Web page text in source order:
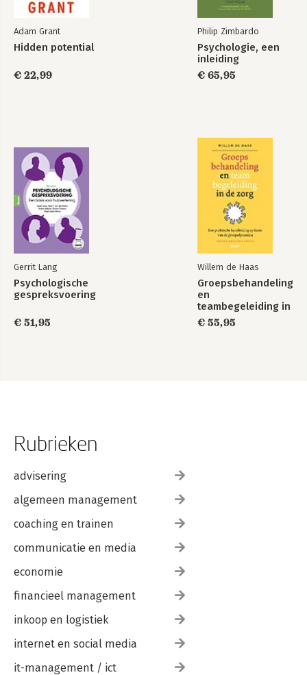
Adam Grant
Hidden potential
€ 22,99
Philip Zimbardo
Psychologie, een
inleiding
€ 65,95
Gerrit Lang
Psychologische
gespreksvoering
€ 51,95
Willem de Haas
Groepsbehandeling
en
teambegeleiding in
de zorg
€ 55,95
Rubrieken
advisering
algemeen management
coaching en trainen
communicatie en media
economie
financieel management
inkoop en logistiek
internet en social media
it-management / ict